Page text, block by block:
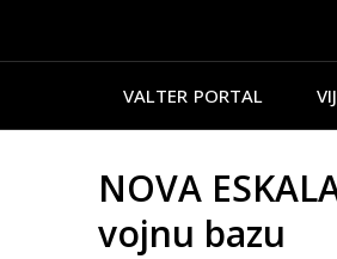
VALTER PORTAL
NOVA
vojnu bazu